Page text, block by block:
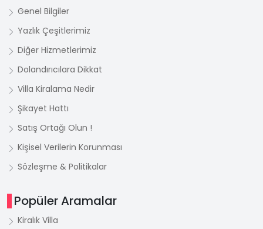
Genel Bilgiler
Yazlık Çeşitlerimiz
Diğer Hizmetlerimiz
Dolandırıcılara Dikkat
Villa Kiralama Nedir
Şikayet Hattı
Satış Ortağı Olun !
Kişisel Verilerin Korunması
Sözleşme & Politikalar
Popüler Aramalar
Kiralık Villa